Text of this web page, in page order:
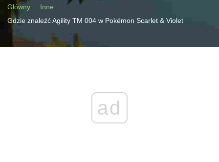
Główny
Inne
Gdzie znaleźć Agility TM 004 w Pokémon Scarlet & Violet
ad